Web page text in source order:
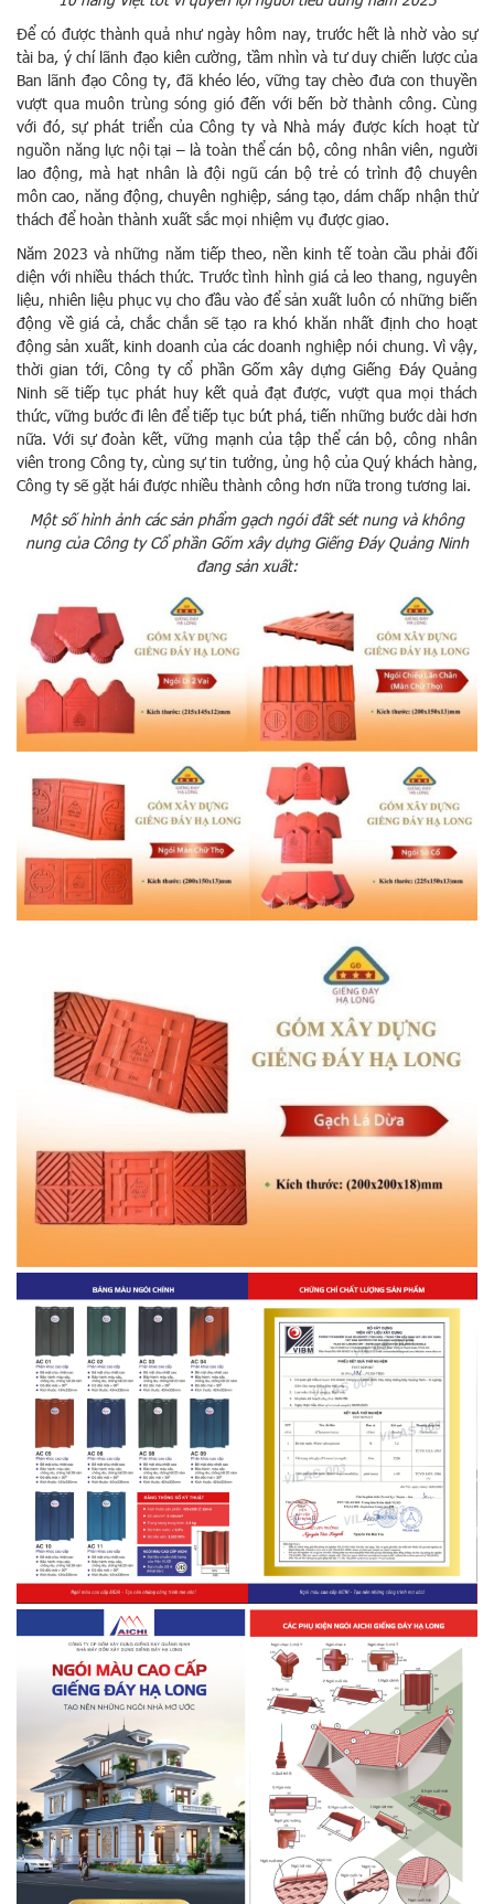
Để có được thành quả như ngày hôm nay, trước hết là nhờ vào sự
tài ba, ý chí lãnh đạo kiên cường, tầm nhìn và tư duy chiến lược của
Ban lãnh đạo Công ty, đã khéo léo, vững tay chèo đưa con thuyền
vượt qua muôn trùng sóng gió đến với bến bờ thành công. Cùng
với đó, sự phát triển của Công ty và Nhà máy được kích hoạt từ
nguồn năng lực nội tại – là toàn thể cán bộ, công nhân viên, người
lao động, mà hạt nhân là đội ngũ cán bộ trẻ có trình độ chuyên
môn cao, năng động, chuyên nghiệp, sáng tạo, dám chấp nhận thử
thách để hoàn thành xuất sắc mọi nhiệm vụ được giao.
Năm 2023 và những năm tiếp theo, nền kinh tế toàn cầu phải đối
diện với nhiều thách thức. Trước tình hình giá cả leo thang, nguyên
liệu, nhiên liệu phục vụ cho đầu vào để sản xuất luôn có những biến
động về giá cả, chắc chắn sẽ tạo ra khó khăn nhất định cho hoạt
động sản xuất, kinh doanh của các doanh nghiệp nói chung. Vì vậy,
thời gian tới, Công ty cổ phần Gốm xây dựng Giếng Đáy Quảng
Ninh sẽ tiếp tục phát huy kết quả đạt được, vượt qua mọi thách
thức, vững bước đi lên để tiếp tục bứt phá, tiến những bước dài hơn
nữa. Với sự đoàn kết, vững mạnh của tập thể cán bộ, công nhân
viên trong Công ty, cùng sự tin tưởng, ủng hộ của Quý khách hàng,
Công ty sẽ gặt hái được nhiều thành công hơn nữa trong tương lai.
Một số hình ảnh các sản phẩm gạch ngói đất sét nung và không
nung của Công ty Cổ phần Gốm xây dựng Giếng Đáy Quảng Ninh
đang sản xuất: